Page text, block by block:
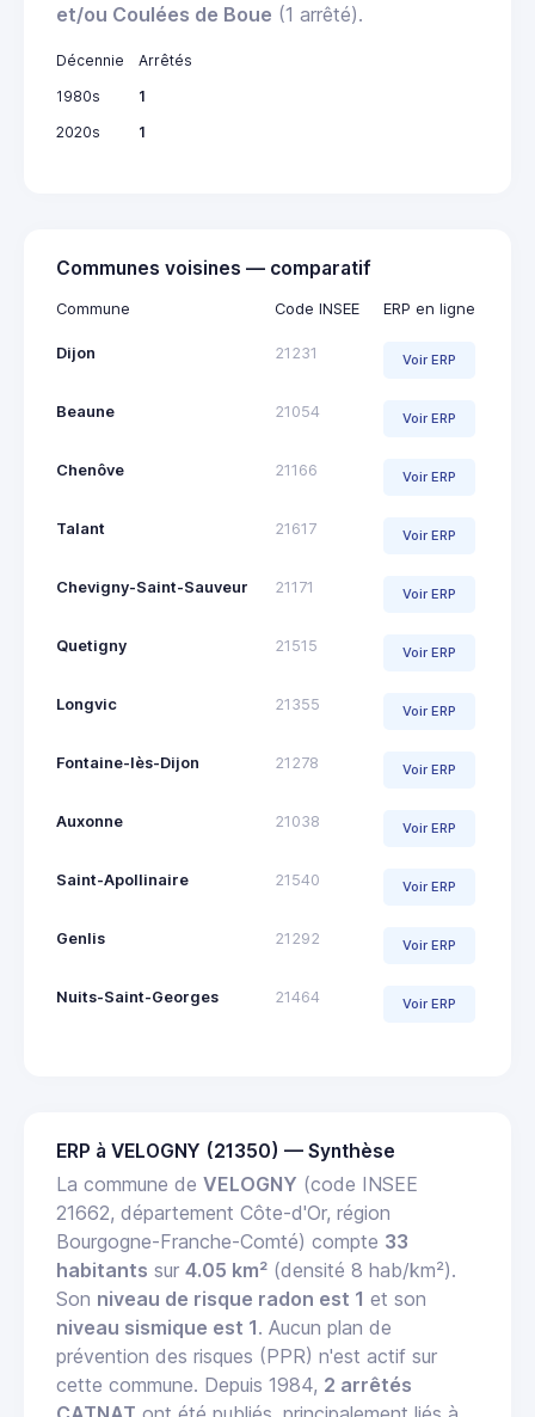
et/ou Coulées de Boue (1 arrêté).
Décennie
Arrêtés
1980s
1
2020s
1
Communes voisines — comparatif
Commune Code INSEE ERP en ligne
Dijon 21231 Voir ERP
Beaune 21054 Voir ERP
Chenôve 21166 Voir ERP
Talant 21617 Voir ERP
Chevigny-Saint-Sauveur 21171 Voir ERP
Quetigny 21515 Voir ERP
Longvic 21355 Voir ERP
Fontaine-lès-Dijon 21278 Voir ERP
Auxonne 21038 Voir ERP
Saint-Apollinaire 21540 Voir ERP
Genlis 21292 Voir ERP
Nuits-Saint-Georges 21464 Voir ERP
ERP à VELOGNY (21350) — Synthèse
La commune de VELOGNY (code INSEE
21662, département Côte-d'Or, région
Bourgogne-Franche-Comté) compte 33
habitants sur 4.05 km² (densité 8 hab/km²).
Son niveau de risque radon est 1 et son
niveau sismique est 1. Aucun plan de
prévention des risques (PPR) n'est actif sur
cette commune. Depuis 1984, 2 arrêtés